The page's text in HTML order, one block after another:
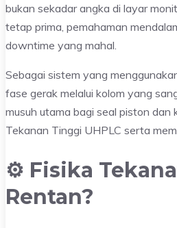
bukan sekadar angka di layar
tetap prima, pemahaman
downtime yang mahal.
Sebagai sistem yang
fase gerak melalui kolom yang
musuh utama bagi seal piston
Tekanan Tinggi UHPLC serta
⚙️ Fisika
Rentan?